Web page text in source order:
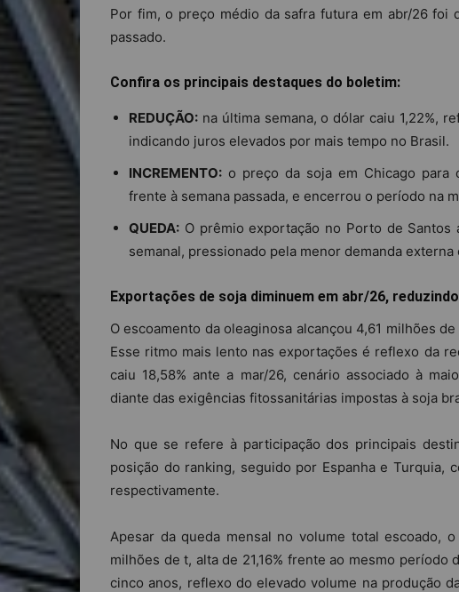
Por fim, o preço médio da safra futura em abr/26 foi
passado.
Confira os principais destaques do boletim:
REDUÇÃO: na última semana, o dólar caiu 1,22%,
indicando juros elevados por mais tempo no Brasil.
INCREMENTO: o preço da soja em Chicago para
frente à semana passada, e encerrou o período na
QUEDA: O prêmio exportação no Porto de Santos
semanal, pressionado pela menor demanda
Exportações de soja diminuem em abr/26,
O escoamento da oleaginosa alcançou 4,61 milhões
Esse ritmo mais lento nas exportações é reflexo da
caiu 18,58% ante a mar/26, cenário associado à
diante das exigências fitossanitárias impostas à soja
No que se refere à participação dos principais
posição do ranking, seguido por Espanha e Turquia,
respectivamente.
Apesar da queda mensal no volume total escoado,
milhões de t, alta de 21,16% frente ao mesmo período
cinco anos, reflexo do elevado volume na produção